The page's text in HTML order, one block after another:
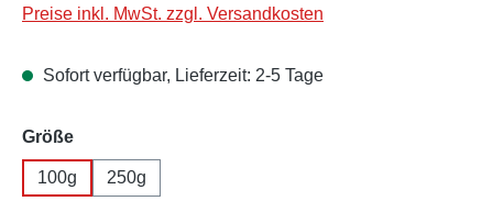
Preise inkl. MwSt. zzgl. Versandkosten
Sofort verfügbar, Lieferzeit: 2-5 Tage
Größeauswählen
100g 250g